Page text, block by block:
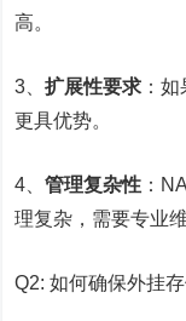
高。
3、扩展性要求 ：
更具优势。
4、管理复杂性 ：
理复杂，需要专业维
Q2: 如何确保外挂